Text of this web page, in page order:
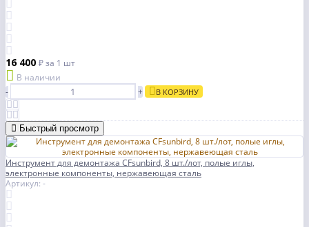
16 400 ₽за 1 шт
В наличии
-
+ В КОРЗИНУ
Быстрый просмотр
Инструмент для демонтажа CFsunbird, 8 шт./лот, полые иглы,
электронные компоненты, нержавеющая сталь
Артикул: -